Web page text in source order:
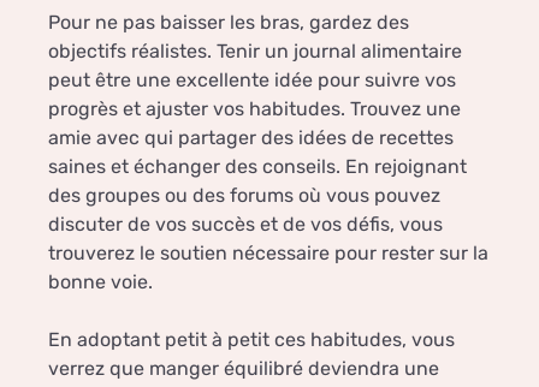
Pour ne pas baisser les bras, gardez des
objectifs réalistes. Tenir un journal alimentaire
peut être une excellente idée pour suivre vos
progrès et ajuster vos habitudes. Trouvez une
amie avec qui partager des idées de recettes
saines et échanger des conseils. En rejoignant
des groupes ou des forums où vous pouvez
discuter de vos succès et de vos défis, vous
trouverez le soutien nécessaire pour rester sur la
bonne voie.
En adoptant petit à petit ces habitudes, vous
verrez que manger équilibré deviendra une